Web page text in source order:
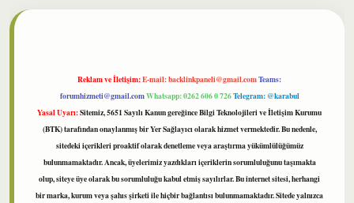
Reklam ve İletişim:E-mail:backlinkpaneli@gmail.comTeams:
forumhizmeti@gmail.comWhatsapp: 0262 606 0 726Telegram: @karabul
Yasal Uyarı:Sitemiz, 5651 Sayılı Kanun gereğince Bilgi Teknolojileri ve İletişim Kurumu
(BTK) tarafından onaylanmış bir Yer Sağlayıcı olarak hizmet vermektedir. Bu nedenle,
sitedeki içerikleri proaktif olarak denetleme veya araştırma yükümlülüğümüz
bulunmamaktadır. Ancak, üyelerimiz yazdıkları içeriklerin sorumluluğunu taşımakta
olup, siteye üye olarak bu sorumluluğu kabul etmiş sayılırlar. Bu internet sitesi, herhangi
bir marka, kurum veya şahıs şirketi ile hiçbir bağlantısı bulunmamaktadır. Sitede yalnızca